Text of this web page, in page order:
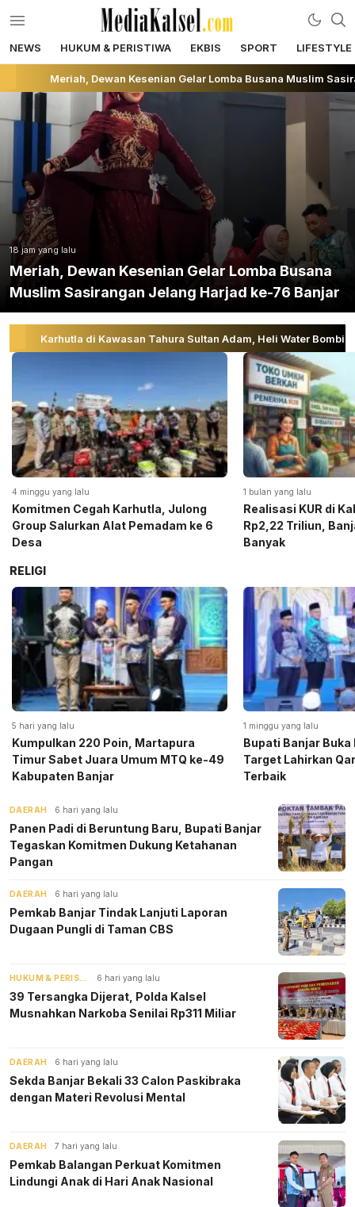
mediakalsel.com
Berita Update Banua
NEWS HUKUM & PERISTIWA EKBIS SPORT LIFESTYLE
Dewan Kesenian Gelar Lomba Busana Muslim Sasirangan
18 jam yang lalu
Meriah, Dewan Kesenian Gelar Lomba Busana
Muslim Sasirangan Jelang Harjad ke-76 Banjar
di Kawasan Tahura Sultan Adam, Heli Water Bombing
4 minggu yang lalu
Komitmen Cegah Karhutla, Julong
Group Salurkan Alat Pemadam ke 6
Desa
1 bulan yang lalu
Realisasi KUR di
Rp2,22 Triliun,
Banyak
RELIGI
5 hari yang lalu
Kumpulkan 220 Poin, Martapura
Timur Sabet Juara Umum MTQ ke-49
Kabupaten Banjar
1 minggu yang lalu
Bupati Banjar
Target Lahirkan
Terbaik
DAERAH 6 hari yang lalu
Panen Padi di Beruntung Baru, Bupati Banjar
Tegaskan Komitmen Dukung Ketahanan
Pangan
DAERAH 6 hari yang lalu
Pemkab Banjar Tindak Lanjuti Laporan
Dugaan Pungli di Taman CBS
HUKUM & PERISTIWA 6 hari yang lalu
39 Tersangka Dijerat, Polda Kalsel
Musnahkan Narkoba Senilai Rp311 Miliar
DAERAH 6 hari yang lalu
Sekda Banjar Bekali 33 Calon Paskibraka
dengan Materi Revolusi Mental
DAERAH 7 hari yang lalu
Pemkab Balangan Perkuat Komitmen
Lindungi Anak di Hari Anak Nasional